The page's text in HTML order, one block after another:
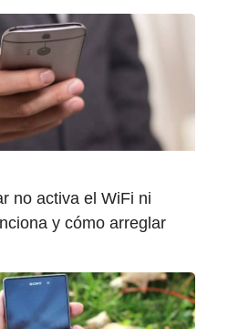
no activa el WiFi ni
y cómo arreglar